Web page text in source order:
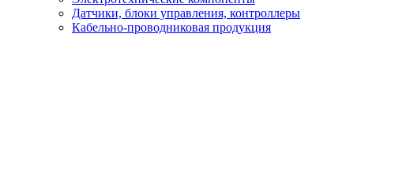
Датчики, блоки управления, контроллеры
Кабельно-проводниковая продукция